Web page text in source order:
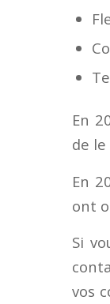
En
de
En
ont
Si
vos